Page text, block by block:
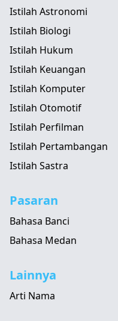
Istilah Astronomi
Istilah Biologi
Istilah Hukum
Istilah Keuangan
Istilah Komputer
Istilah Otomotif
Istilah Perfilman
Istilah Pertambangan
Istilah Sastra
Pasaran
Bahasa Banci
Bahasa Medan
Lainnya
Arti Nama